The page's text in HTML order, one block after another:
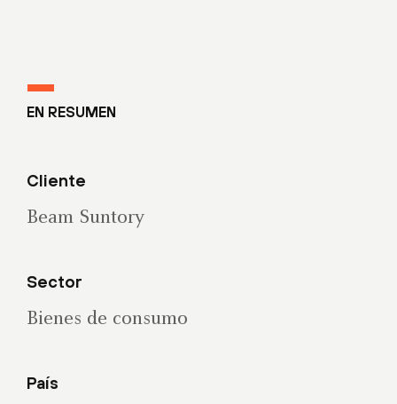
EN RESUMEN
Cliente
Beam Suntory
Sector
Bienes de consumo
País